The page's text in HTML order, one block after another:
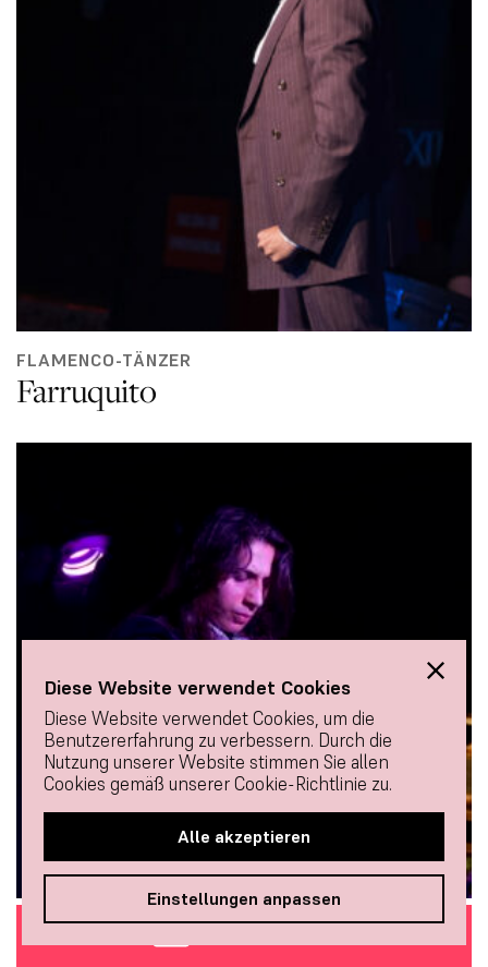
FLAMENCO-TÄNZER
Farruquito
FLAMENCO-TÄNZER
„El Tete“
Diese Website verwendet Cookies
Diese Website verwendet Cookies, um die
Benutzererfahrung zu verbessern. Durch die
Nutzung unserer Website stimmen Sie allen
Cookies gemäß unserer Cookie-Richtlinie zu.
Alle akzeptieren
Einstellungen anpassen